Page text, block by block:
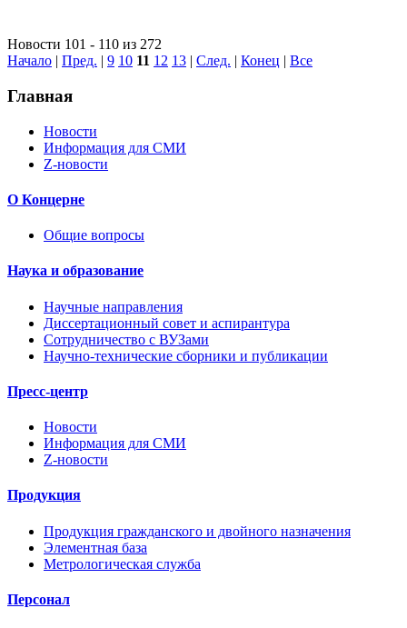
Новости 101 - 110 из 272
Начало | Пред. | 9 10 11 12 13 | След. | Конец | Все
Главная
Новости
Информация для СМИ
Z-новости
О Концерне
Общие вопросы
Наука и образование
Научные направления
Диссертационный совет и аспирантура
Сотрудничество с ВУЗами
Научно-технические сборники и публикации
Пресс-центр
Новости
Информация для СМИ
Z-новости
Продукция
Продукция гражданского и двойного назначения
Элементная база
Метрологическая служба
Персонал